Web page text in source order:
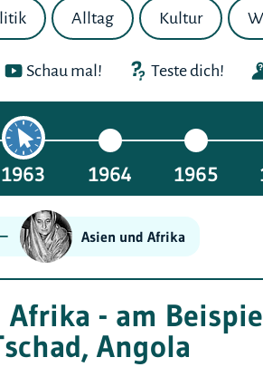
Alltag Kultur
Schau mal! Teste dich!
1963 1964 1965
Asien und Afrika
- am
Angola